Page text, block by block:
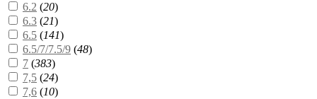
6.2 (20)
6.3 (21)
6.5 (141)
6.5/7/7.5/9 (48)
7 (383)
7,5 (24)
7,6 (10)